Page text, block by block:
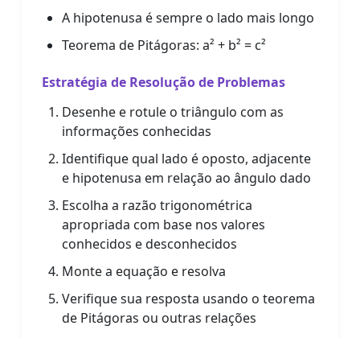
A hipotenusa é sempre o lado mais longo
Teorema de Pitágoras: a² + b² = c²
Estratégia de Resolução de Problemas
Desenhe e rotule o triângulo com as
informações conhecidas
Identifique qual lado é oposto, adjacente
e hipotenusa em relação ao ângulo dado
Escolha a razão trigonométrica
apropriada com base nos valores
conhecidos e desconhecidos
Monte a equação e resolva
Verifique sua resposta usando o teorema
de Pitágoras ou outras relações